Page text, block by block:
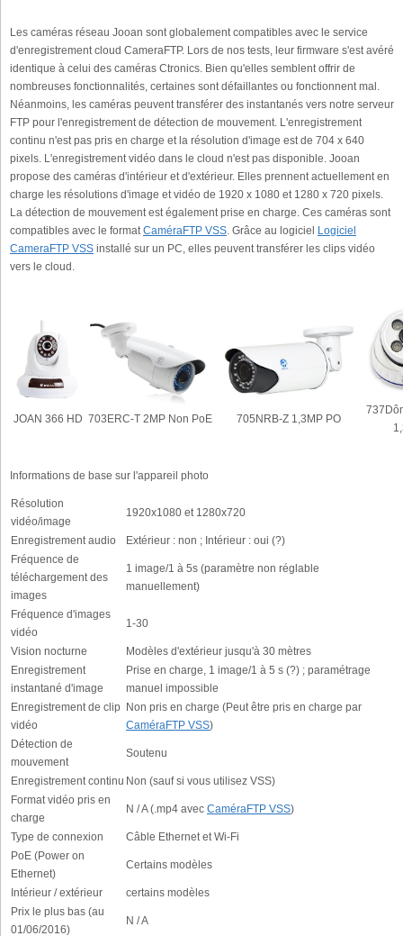
Les caméras réseau Jooan sont globalement compatibles avec le service
d'enregistrement cloud CameraFTP. Lors de nos tests, leur firmware s'est avéré
identique à celui des caméras Ctronics. Bien qu'elles semblent offrir de
nombreuses fonctionnalités, certaines sont défaillantes ou fonctionnent mal.
Néanmoins, les caméras peuvent transférer des instantanés vers notre serveur
FTP pour l'enregistrement de détection de mouvement. L'enregistrement
continu n'est pas pris en charge et la résolution d'image est de 704 x 640
pixels. L'enregistrement vidéo dans le cloud n'est pas disponible. Jooan
propose des caméras d'intérieur et d'extérieur. Elles prennent actuellement en
charge les résolutions d'image et vidéo de 1920 x 1080 et 1280 x 720 pixels.
La détection de mouvement est également prise en charge. Ces caméras sont
compatibles avec le formatCaméraFTP VSS. Grâce au logiciel
Logiciel
CameraFTP VSS installé sur un PC, elles peuvent transférer les clips vidéo
vers le cloud.
JOAN 366 HD 703ERC-T 2MP Non PoE 705NRB-Z 1,3MP PO
Informations de base sur l'appareil photo
Résolution
vidéo/image
1920x1080 et 1280x720
Enregistrement audio
Extérieur : non ; Intérieur : oui (?)
Fréquence de
téléchargement des
images
1 image/1 à 5s (paramètre non réglable
manuellement)
Fréquence d'images
vidéo
1-30
Vision nocturne
Modèles d'extérieur jusqu'à 30 mètres
Enregistrement
instantané d'image
Prise en charge, 1 image/1 à 5 s (?) ; paramétrage
manuel impossible
Enregistrement de clip
vidéo
Non pris en charge (Peut être pris en charge par
CaméraFTP VSS)
Détection de
mouvement
Soutenu
Enregistrement continu Non (sauf si vous utilisez VSS)
Format vidéo pris en
charge
N / A (.mp4 avec CaméraFTP VSS)
Type de connexion
Câble Ethernet et Wi-Fi
PoE (Power on
Ethernet)
Certains modèles
Intérieur / extérieur
certains modèles
Prix le plus bas (au
01/06/2016)
N / A